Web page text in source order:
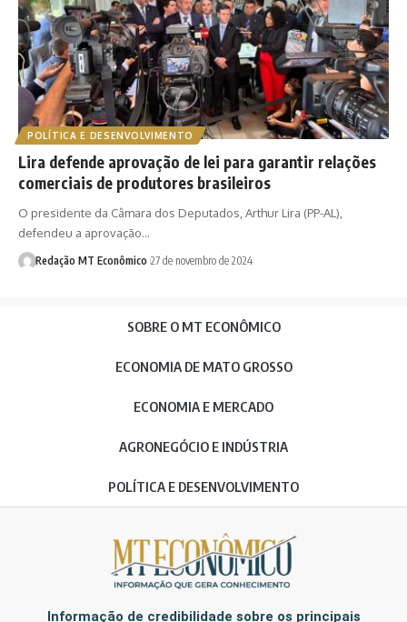
POLÍTICA E DESENVOLVIMENTO
Lira defende aprovação de lei para garantir relações
comerciais de produtores brasileiros
O presidente da Câmara dos Deputados, Arthur Lira (PP-AL),
defendeu a aprovação…
Redação MT Econômico 27 de novembro de 2024
SOBRE O MT ECONÔMICO
ECONOMIA DE MATO GROSSO
ECONOMIA E MERCADO
AGRONEGÓCIO E INDÚSTRIA
POLÍTICA E DESENVOLVIMENTO
Informação de credibilidade sobre os principais